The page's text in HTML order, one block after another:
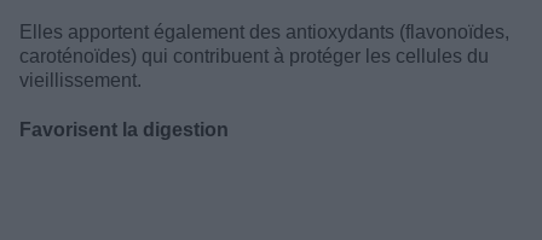
Elles apportent également des antioxydants (flavonoïdes,
caroténoïdes) qui contribuent à protéger les cellules du
vieillissement.
Favorisent la digestion